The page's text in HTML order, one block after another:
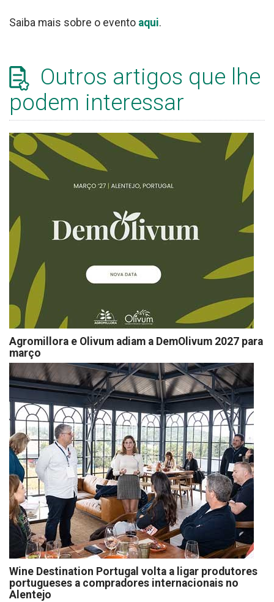
Saiba mais sobre o evento aqui.
Outros artigos que lhe
podem interessar
Agromillora e Olivum adiam a DemOlivum 2027 para
março
Wine Destination Portugal volta a ligar produtores
portugueses a compradores internacionais no
Alentejo